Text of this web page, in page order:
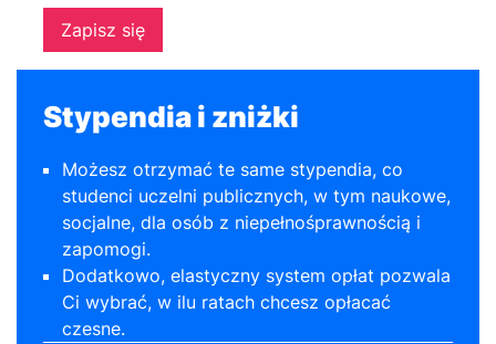
Zapisz się
Stypendia i zniżki
Możesz otrzymać te same stypendia, co
studenci uczelni publicznych, w tym naukowe,
socjalne, dla osób z niepełnośprawnością i
zapomogi.
Dodatkowo, elastyczny system opłat pozwala
Ci wybrać, w ilu ratach chcesz opłacać
czesne.